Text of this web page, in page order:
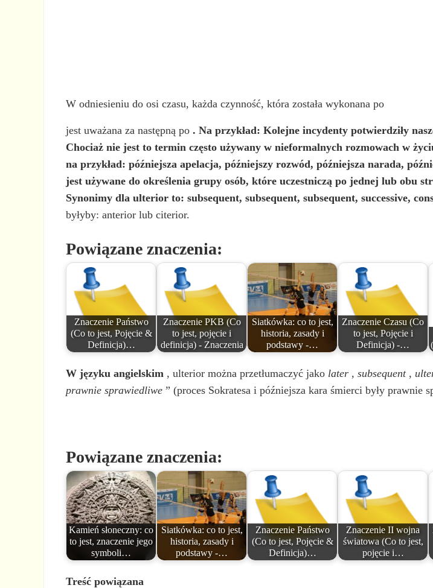
W odniesieniu do osi czasu, każda czynność, która została wykonana po
jest uważana za następną po. Na przykład: Kolejne incydenty potwierdziły
Chociaż nie jest to termin często używany w nieformalnych rozmowach w
na przykład: późniejsza apelacja, późniejszy rozwód, późniejsza narada,
jest używane do określenia grupy osób, które uczestniczą po jednej lub obu
Synonimy dla ulterior to: subsequent, subsequent, subsequent, successive,
byłyby: anterior lub citerior.
Powiązane znaczenia:
Znaczenie Państwo
(Co to jest, Pojęcie &
Definicja)…
Znaczenie PKB (Co
to jest, pojęcie i
definicja) - Znaczenia
Siatkówka: co to jest,
historia, zasady i
podstawy -…
Znaczenie Czasu (Co
to jest, Pojęcie i
Definicja) -…
W języku angielskim , ulterior można przetłumaczyć jako later ,subsequent,
prawnie sprawiedliwe ” (proces Sokratesa i późniejsza kara śmierci były prawnie
Powiązane znaczenia:
Kamień słoneczny: co
to jest, znaczenie jego
symboli…
Siatkówka: co to jest,
historia, zasady i
podstawy -…
Znaczenie Państwo
(Co to jest, Pojęcie &
Definicja)…
Znaczenie II wojna
światowa (Co to jest,
pojęcie i…
Treść powiązana